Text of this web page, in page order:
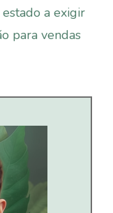
a exigir
para vendas